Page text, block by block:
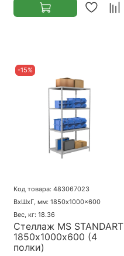
-15%
Код товара: 483067023
ВхШхГ, мм: 1850x1000x600
Вес, кг: 18.36
Стеллаж MS STANDART
1850х1000х600 (4
полки)